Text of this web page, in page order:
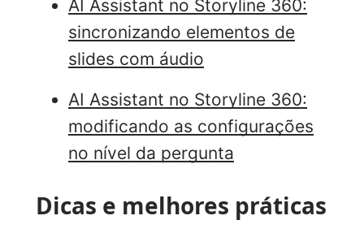
AI Assistant no Storyline 360:
sincronizando elementos de
slides com áudio
AI Assistant no Storyline 360:
modificando as configurações
no nível da pergunta
Dicas e melhores práticas